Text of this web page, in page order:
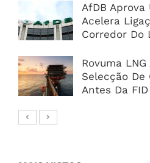
AfDB Aprova
Acelera
Corredor Do
Rovuma
Selecção De
Antes Da